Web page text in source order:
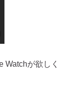
Watchが欲しく